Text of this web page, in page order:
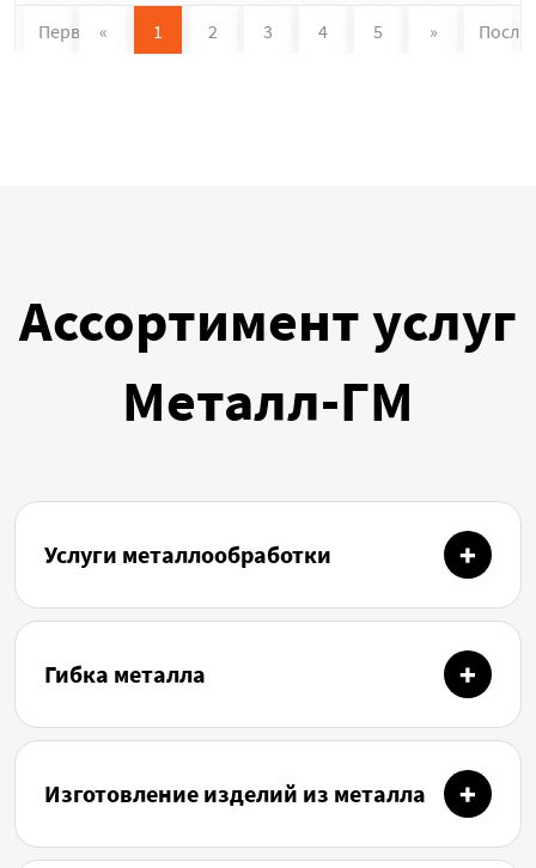
Первая « 1 2 3 4 5 »
Ассортимент услуг
Металл-ГМ
Услуги металлообработки
Гибка металла
Изготовление изделий из металла